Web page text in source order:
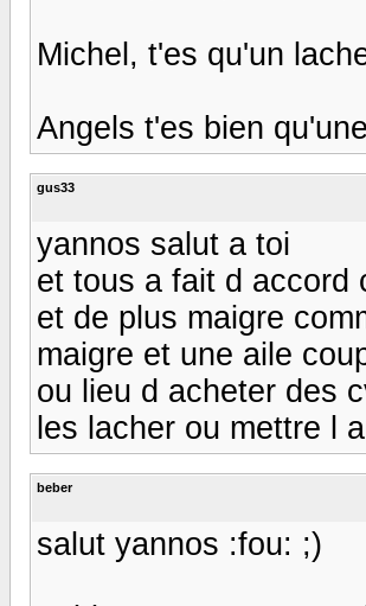
Michel, t'es qu'un
Angels t'es bien
gus33
yannos salut a toi
et tous a fait d accord
et de plus maigre
maigre et une aile
ou lieu d acheter des
les lacher ou mettre l
beber
salut yannos :fou: ;)